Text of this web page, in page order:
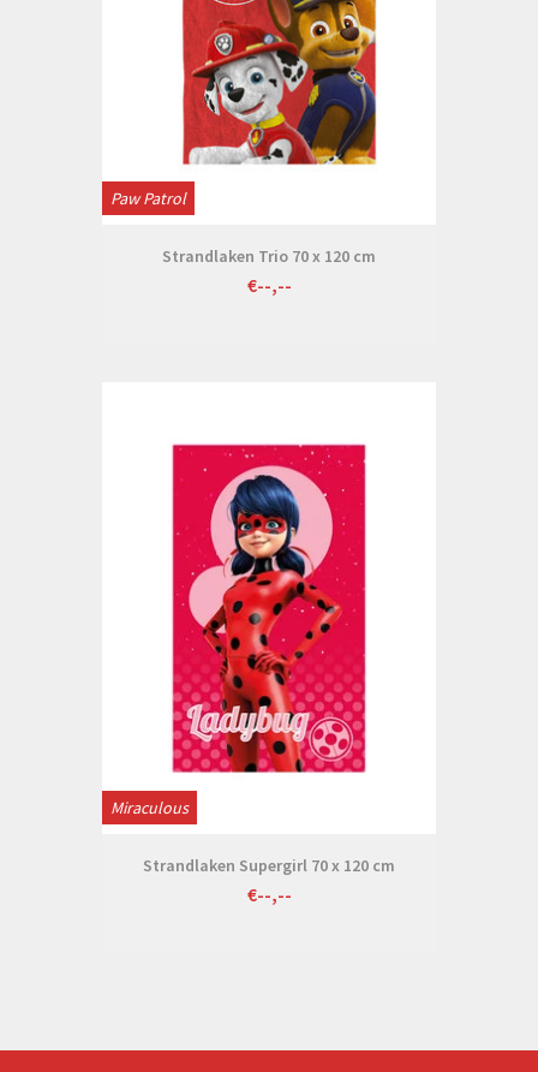
Paw Patrol
Strandlaken Trio 70 x 120 cm
€--,--
Miraculous
Strandlaken Supergirl 70 x 120 cm
€--,--